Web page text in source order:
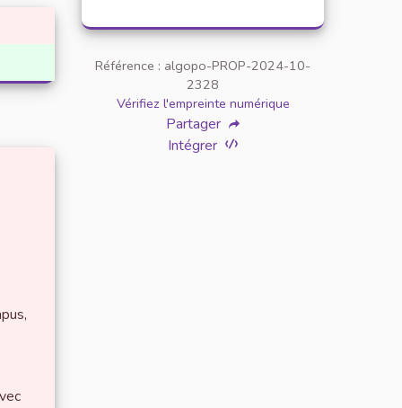
Référence : algopo-PROP-2024-10-
2328
Vérifiez l'empreinte numérique
Partager
Intégrer